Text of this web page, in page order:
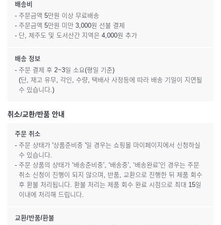
배송비
- 주문금액 5만원 이상 무료배송
- 주문금액 5만원 미만 3,000원 선불 결제
- 단, 제주도 및 도서산간 지역은 4,000원 추가
배송 정보
- 주문 결제 후 2~3일 소요(평일 기준)
(단, 재고 유무, 각인, 수량, 택배사 사정등에 따라 배송 기일이 지연될
수 있습니다.)
취소/교환/반품 안내
주문 취소
- 주문 상태가 '상품준비중 '일 경우는 쇼핑몰 마이페이지에서 신청하실
수 있습니다.
- 주문 상품의 상태가 ‘배송준비중’, ‘배송중’, ‘배송완료’인 경우는 주문
취소 신청이 진행이 되지 않으며, 반품, 교환으로 진행한 뒤 제품 회수
후 환불 처리됩니다. 환불 처리는 제품 회수 완료 시점으로 최대 15일
이내에 처리해 드립니다.
교환/반품/환불